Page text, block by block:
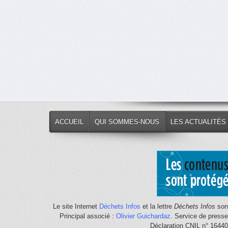
ACCUEIL QUI SOMMES-NOUS LES ACTUALITÉS
Le site Internet Déchets Infos et la lettre Déchets Infos
Principal associé : Olivier Guichardaz. Service de
Déclaration CNIL n°